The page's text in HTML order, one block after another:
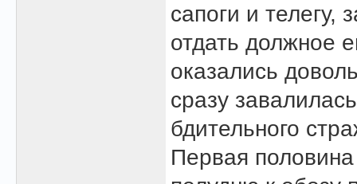
сапоги и телегу,
отдать должное
оказались
сразу
бдительного
Первая